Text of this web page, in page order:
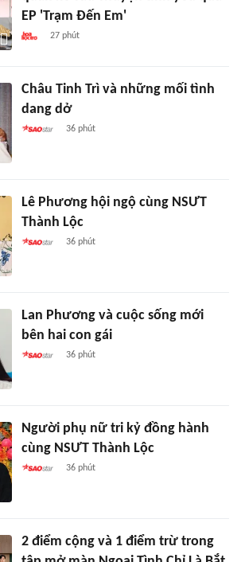
EP 'Trạm Đến Em'
27 phút
Châu Tinh Trì và những mối tình
dang dở
36 phút
Lê Phương hội ngộ cùng NSƯT
Thành Lộc
36 phút
Lan Phương và cuộc sống mới
bên hai con gái
36 phút
Người phụ nữ tri kỷ đồng hành
cùng NSƯT Thành Lộc
36 phút
2 điểm cộng và 1 điểm trừ trong